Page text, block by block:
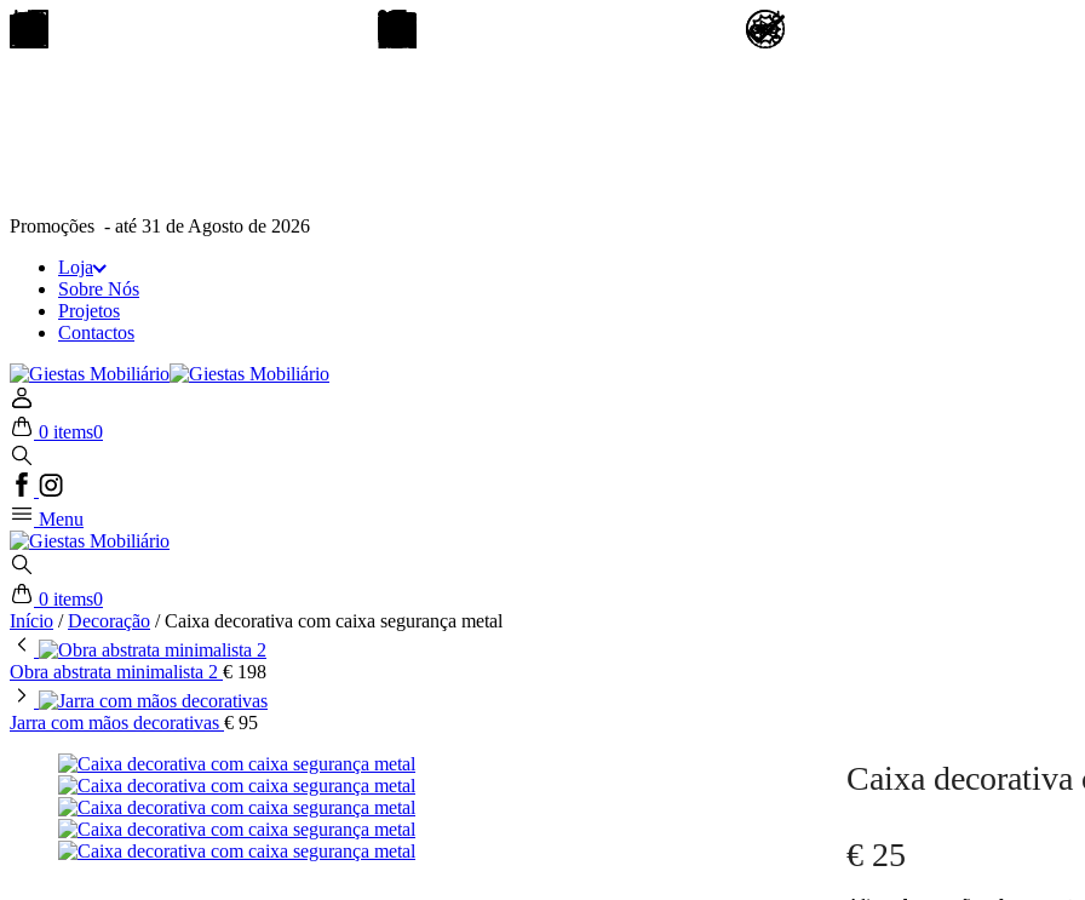
Promoções - até 31 de Agosto de 2026
Loja
Sobre Nós
Projetos
Contactos
0 items0
Menu
0 items0
Início /Decoração /Caixa decorativa com caixa segurança metal
Obra abstrata minimalista 2 € 198
Jarra com mãos decorativas € 95
Caixa decorativa
€25